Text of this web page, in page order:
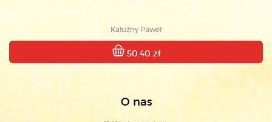
Kałużny Paweł
50.40 zł
O nas